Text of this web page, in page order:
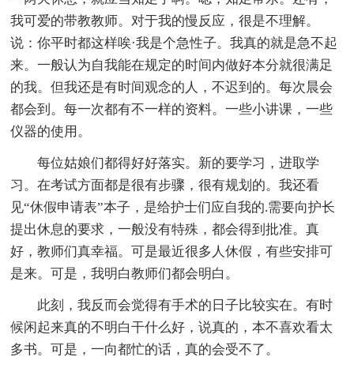
我可爱的带教教师。对于我的慢反应，很是不理解。
说：你平时都这样唉·我是个急性子。我真的就是急不起
来。一般认为自我能在规定的时间内做好本分就很满足
的我。但我还是有时间观念的人，不迟到的。每次晨会
都会到。每一次都有不一样的资料。一些小讲课，一些
仪器的使用。
每位姑娘们都得好好落实。新的要学习，进取学
习。在考试方面都是很有步骤，很有规划的。我还看
见“休假申请表”本子，是给护士们应自我的.需要向护长
提出休息的要求，一般没有特殊，都会得到批准。真
好，教师们真幸福。可是最近很多人休假，有些安排可
是来。可是，我明白教师们都会明白。
此刻，我反而会觉得有手术的日子比较实在。有时
候闲起来真的不明白干什么好，说真的，本不喜欢看太
多书。可是，一向都忙的话，真的会受不了。